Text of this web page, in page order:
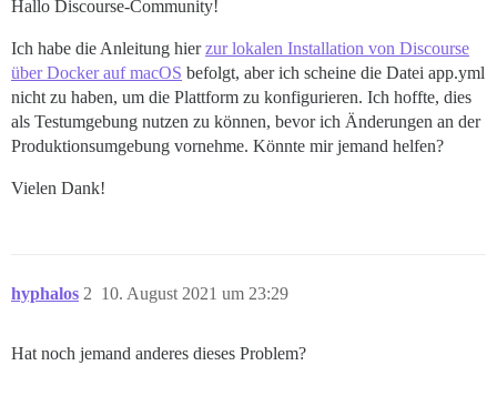
Hallo Discourse-Community!
Ich habe die Anleitung hierzur lokalen Installation von Discourse
über Docker auf macOS befolgt, aber ich scheine die Datei app.yml
nicht zu haben, um die Plattform zu konfigurieren. Ich hoffte, dies
als Testumgebung nutzen zu können, bevor ich Änderungen an der
Produktionsumgebung vornehme. Könnte mir jemand helfen?
Vielen Dank!
hyphalos 10. August 2021 um 23:29
2
Hat noch jemand anderes dieses Problem?